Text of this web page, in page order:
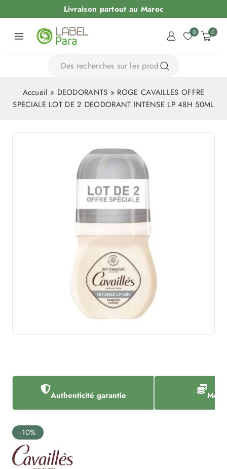
Livraison partout au Maroc
0 0
Accueil » DEODORANTS » ROGE CAVAILLES OFFRE
SPECIALE LOT DE 2 DEODORANT INTENSE LP 48H 50ML
Authenticité garantie
-10%